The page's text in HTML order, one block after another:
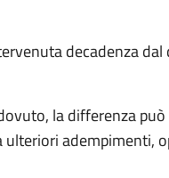
decadenza
la differenza
adempimenti,